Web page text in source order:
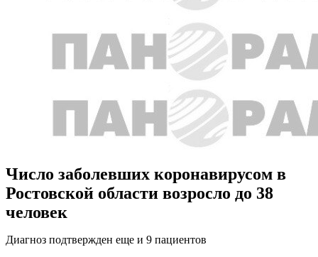
Число заболевших коронавирусом в
Ростовской области возросло до 38
человек
Диагноз подтвержден еще и 9 пациентов